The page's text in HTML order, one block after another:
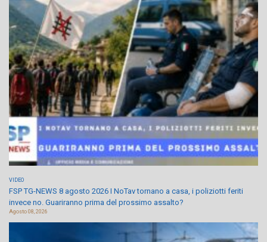
VIDEO
FSP TG-NEWS 8 agosto 2026 I NoTav tornano a casa, i poliziotti feriti
invece no. Guariranno prima del prossimo assalto?
Agosto 08, 2026